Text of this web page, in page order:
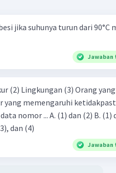
jika suhunya turun dari 90°C
(2) Lingkungan (3) Orang
yang memengaruhi
B. (1) dan (3) C. (1)
E. (1), (2),(3), dan (4)